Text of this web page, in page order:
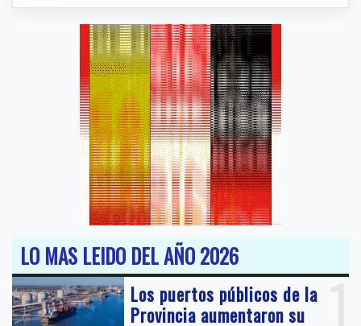
LO MAS LEIDO DEL AÑO 2026
1
Los puertos públicos de la
Provincia aumentaron su